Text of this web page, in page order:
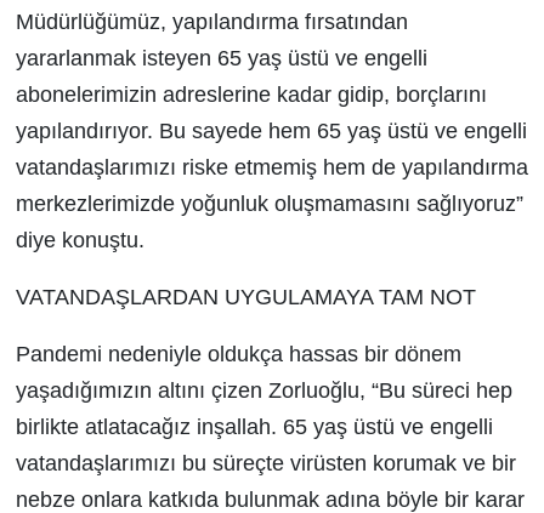
Müdürlüğümüz, yapılandırma fırsatından
yararlanmak isteyen 65 yaş üstü ve engelli
abonelerimizin adreslerine kadar gidip, borçlarını
yapılandırıyor. Bu sayede hem 65 yaş üstü ve engelli
vatandaşlarımızı riske etmemiş hem de yapılandırma
merkezlerimizde yoğunluk oluşmamasını sağlıyoruz”
diye konuştu.
VATANDAŞLARDAN UYGULAMAYA TAM NOT
Pandemi nedeniyle oldukça hassas bir dönem
yaşadığımızın altını çizen Zorluoğlu, “Bu süreci hep
birlikte atlatacağız inşallah. 65 yaş üstü ve engelli
vatandaşlarımızı bu süreçte virüsten korumak ve bir
nebze onlara katkıda bulunmak adına böyle bir karar